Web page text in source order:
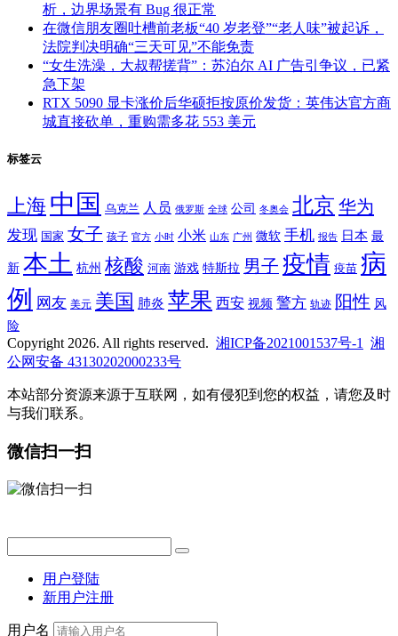
析，边界场景有 Bug 很正常
在微信朋友圈吐槽前老板“40 岁老登”“老人味”被起诉，
法院判决明确“三天可见”不能免责
“女生洗澡，大叔帮搓背”：苏泊尔 AI 广告引争议，已紧
急下架
RTX 5090 显卡涨价后华硕拒按原价发货：英伟达官方商
城直接砍单，重购需多花 553 美元
标签云
上海 中国 乌克兰 人员 俄罗斯 全球 公司 冬奥会 北京 华为
发现 国家 女子 孩子 官方 小时 小米 山东 广州 微软 手机 报告 日本 最
新 本土 杭州 核酸 河南 游戏 特斯拉 男子 疫情 疫苗 病
例
网友 美元 美国 肺炎 苹果 西安 视频 警方 轨迹 阳性 风
险
Copyright 2026. All rights reserved. 湘ICP备2021001537号-1
湘
公网安备 43130202000233号
本站部分资源来源于互联网，如有侵犯到您的权益，请您及时
与我们联系。
微信扫一扫
用户登陆
新用户注册
用户名